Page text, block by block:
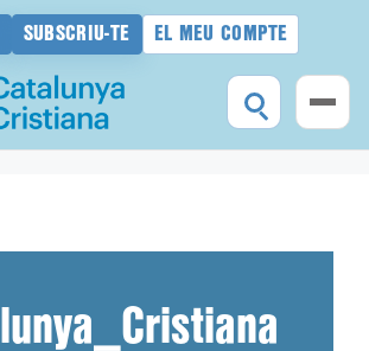
SUBSCRIU-TE EL MEU COMPTE